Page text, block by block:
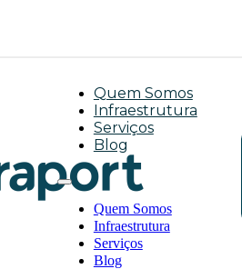
Quem Somos
Infraestrutura
Serviços
Blog
Quem Somos
Infraestrutura
Serviços
Blog